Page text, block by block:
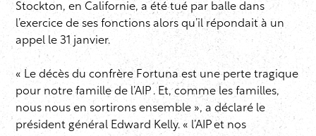
Stockton, en Californie, a été tué par balle dans
l’exercice de ses fonctions alors qu’il répondait à un
appel le 31 janvier.
« Le décès du confrère Fortuna est une perte tragique
pour notre famille de l’AIP . Et, comme les familles,
nous nous en sortirons ensemble », a déclaré le
président général Edward Kelly. « l’AIP et nos